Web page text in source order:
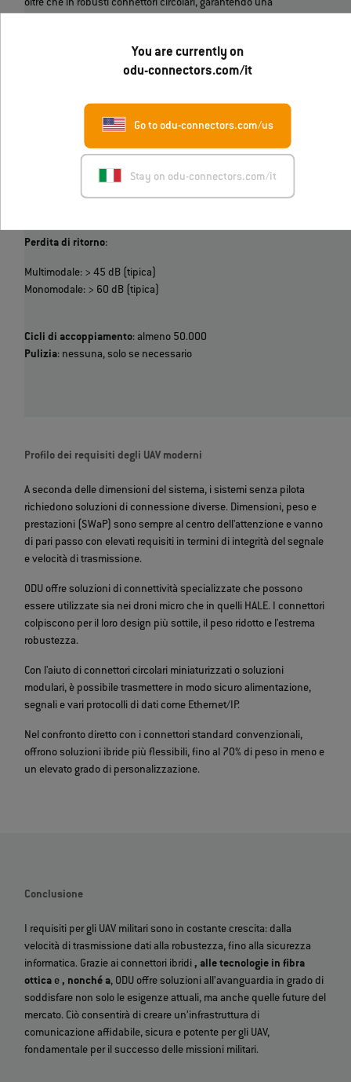
You are currently on
odu-connectors.com/it
Go to odu-connectors.com/us
Stay on odu-connectors.com/it
oltre che in robusti connettori circolari, garantendo una
esigenze di comunicazione delle moderne flotte di UAV.
resistenza alla contaminazione, un elevato numero di cicli di
accoppiamento ed eccellenti proprietà di trasmissione.
Tecnologia di contatto: Fascio espanso
Perdita di inserzione
Multimodale: < 0,15 dB (tipica)
Perdita di ritorno:
Multimodale: > 45 dB (tipica)
Monomodale: > 60 dB (tipica)
Cicli di accoppiamento: almeno 50.000
Pulizia: nessuna, solo se necessario
Profilo dei requisiti degli UAV moderni
A seconda delle dimensioni del sistema, i sistemi senza pilota
richiedono soluzioni di connessione diverse. Dimensioni, peso e
prestazioni (SWaP) sono sempre al centro dell'attenzione e vanno
di pari passo con elevati requisiti in termini di integrità del segnale
e velocità di trasmissione.
ODU offre soluzioni di connettività specializzate che possono
essere utilizzate sia nei droni micro che in quelli HALE. I connettori
colpiscono per il loro design più sottile, il peso ridotto e l'estrema
robustezza.
Con l'aiuto di connettori circolari miniaturizzati o soluzioni
modulari, è possibile trasmettere in modo sicuro alimentazione,
segnali e vari protocolli di dati come Ethernet/IP.
Nel confronto diretto con i connettori standard convenzionali,
offrono soluzioni ibride più flessibili, fino al 70% di peso in meno e
un elevato grado di personalizzazione.
Conclusione
I requisiti per gli UAV militari sono in costante crescita: dalla
velocità di trasmissione dati alla robustezza, fino alla sicurezza
informatica. Grazie ai connettori ibridi, alle tecnologie in fibra
ottica e, nonché a, ODU offre soluzioni all’avanguardia in grado di
soddisfare non solo le esigenze attuali, ma anche quelle future del
mercato. Ciò consentirà di creare un’infrastruttura di
comunicazione affidabile, sicura e potente per gli UAV,
fondamentale per il successo delle missioni militari.